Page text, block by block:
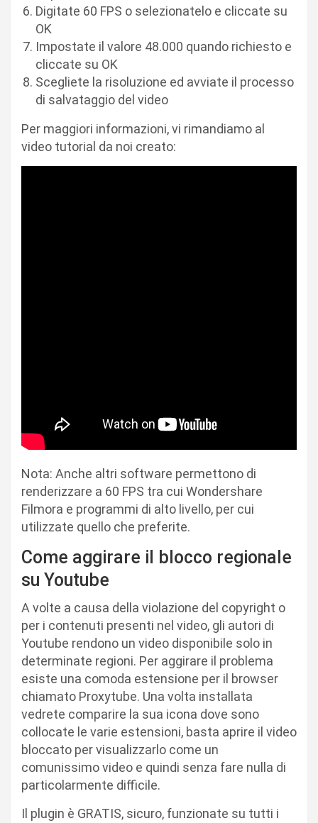
Digitate 60 FPS o selezionatelo e cliccate su
OK
Impostate il valore 48.000 quando richiesto e
cliccate su OK
Scegliete la risoluzione ed avviate il processo
di salvataggio del video
Per maggiori informazioni, vi rimandiamo al
video tutorial da noi creato:
Nota: Anche altri software permettono di
renderizzare a 60 FPS tra cui Wondershare
Filmora e programmi di alto livello, per cui
utilizzate quello che preferite.
Come aggirare il blocco regionale
su Youtube
A volte a causa della violazione del copyright o
per i contenuti presenti nel video, gli autori di
Youtube rendono un video disponibile solo in
determinate regioni. Per aggirare il problema
esiste una comoda estensione per il browser
chiamato Proxytube. Una volta installata
vedrete comparire la sua icona dove sono
collocate le varie estensioni, basta aprire il video
bloccato per visualizzarlo come un
comunissimo video e quindi senza fare nulla di
particolarmente difficile.
Il plugin è GRATIS, sicuro, funzionate su tutti i